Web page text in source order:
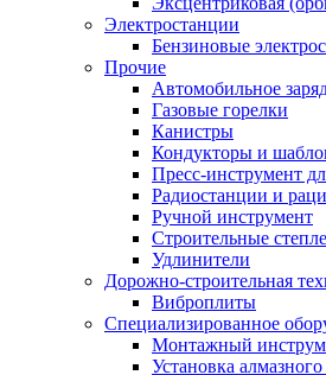
Электростанции
Бензиновые
Прочие
Автомобильное
Газовые горелки
Канистры
Кондукторы и
Пресс-инструмент
Радиостанции и
Ручной инструмент
Строительные
Удлинители
Дорожно-строительная
Виброплиты
Специализированное
Монтажный
Установка